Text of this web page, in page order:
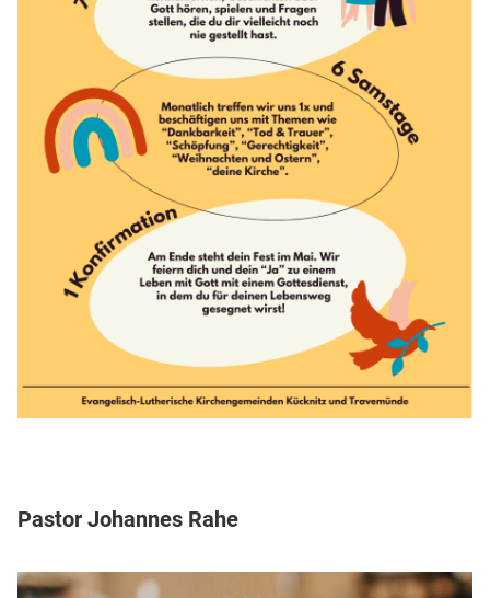
Pastor Johannes Rahe